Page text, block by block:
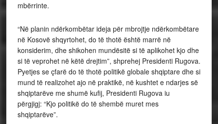
mbërrinte.
“Në planin ndërkombëtar ideja për mbrojtje ndërkombëtare
në Kosovë shqyrtohet, do të thotë është marrë në
konsiderim, dhe shikohen mundësitë si të aplikohet kjo dhe
si të veprohet në këtë drejtim”, shprehej Presidenti Rugova.
Pyetjes se çfarë do të thotë politikë globale shqiptare dhe si
mund të realizohet ajo në praktikë, në kushtet e ndarjes së
shqiptarëve me shumë kufij, Presidenti Rugova iu
përgjigj: “Kjo politikë do të shembë muret mes
shqiptarëve”.